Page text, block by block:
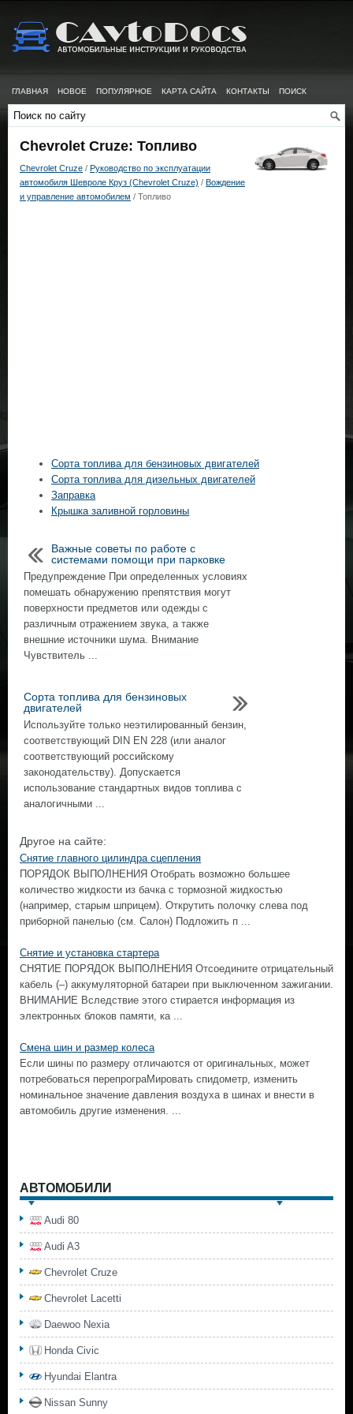
ГЛАВНАЯ НОВОЕ ПОПУЛЯРНОЕ КАРТА САЙТА КОНТАКТЫ ПОИСК
Chevrolet Cruze: Топливо
Chevrolet Cruze / Руководство по эксплуатации
автомобиля Шевроле Круз (Chevrolet Cruze) / Вождение
и управление автомобилем / Топливо
Сорта топлива для бензиновых двигателей
Сорта топлива для дизельных двигателей
Заправка
Крышка заливной горловины
Важные советы по работе с
системами помощи при парковке
Предупреждение При определенных условиях
помешать обнаружению препятствия могут
поверхности предметов или одежды с
различным отражением звука, а также
внешние источники шума. Внимание
Чувствитель ...
Сорта топлива для бензиновых
двигателей
Используйте только неэтилированный бензин,
соответствующий DIN EN 228 (или аналог
соответствующий российскому
законодательству). Допускается
использование стандартных видов топлива с
аналогичными ...
Другое на сайте:
Снятие главного цилиндра сцепления
ПОРЯДОК ВЫПОЛНЕНИЯ Отобрать возможно большее
количество жидкости из бачка с тормозной жидкостью
(например, старым шприцем). Открутить полочку слева под
приборной панелью (см. Салон) Подложить п ...
Снятие и установка стартера
СНЯТИЕ ПОРЯДОК ВЫПОЛНЕНИЯ Отсоедините отрицательный
кабель (–) аккумуляторной батареи при выключенном зажигании.
ВНИМАНИЕ Вследствие этого стирается информация из
электронных блоков памяти, ка ...
Смена шин и размер колеса
Если шины по размеру отличаются от оригинальных, может
потребоваться перепрограМировать спидометр, изменить
номинальное значение давления воздуха в шинах и внести в
автомобиль другие изменения. ...
АВТОМОБИЛИ
Audi 80
Audi A3
Chevrolet Cruze
Chevrolet Lacetti
Daewoo Nexia
Honda Civic
Hyundai Elantra
Nissan Sunny